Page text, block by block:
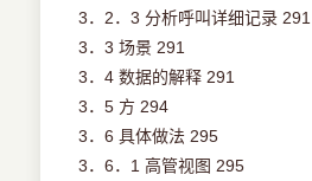
3．2．3 分析呼叫详细记录 291
3．3 场景 291
3．4 数据的解释 291
3．5 方 294
3．6 具体做法 295
3．6．1 高管视图 295